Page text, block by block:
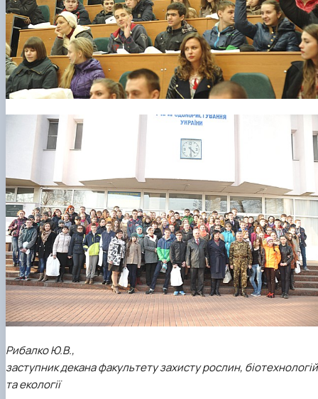
Рибалко Ю.В.,
заступник декана факультету захисту рослин, біотехнологій
та екології